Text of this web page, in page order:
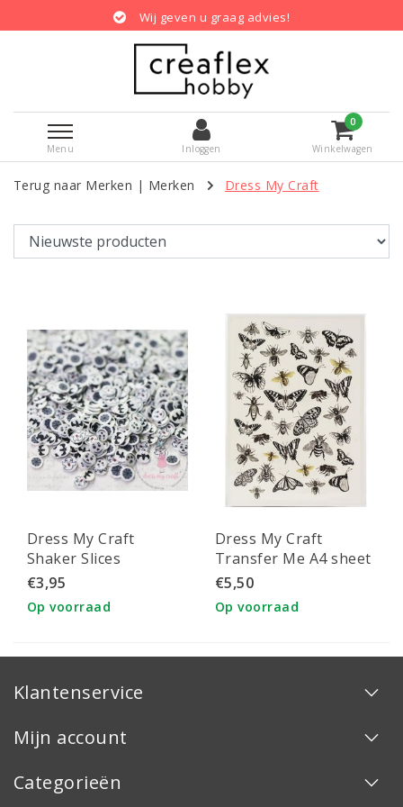
Wij geven u graag advies!
Menu Inloggen
0
Winkelwagen
Terug naar Merken | Merken Dress My Craft
Dress My Craft
Shaker Slices
Halloween 8gr
€3,95
Op voorraad
Dress My Craft
Transfer Me A4 sheet
Bees & Flies
€5,50
Op voorraad
Klantenservice
Mijn account
Categorieën